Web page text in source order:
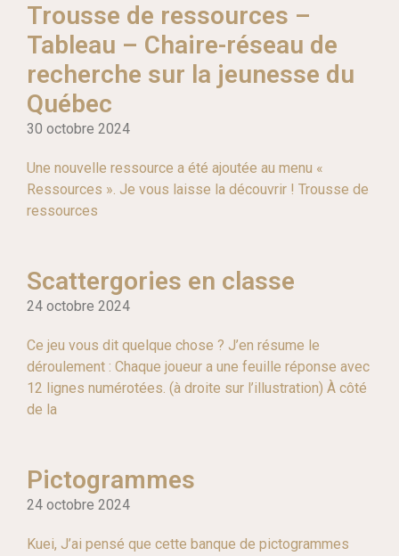
Trousse de ressources –
Tableau – Chaire-réseau de
recherche sur la jeunesse du
Québec
30 octobre 2024
Une nouvelle ressource a été ajoutée au menu «
Ressources ». Je vous laisse la découvrir ! Trousse de
ressources
Scattergories en classe
24 octobre 2024
Ce jeu vous dit quelque chose ? J’en résume le
déroulement : Chaque joueur a une feuille réponse avec
12 lignes numérotées. (à droite sur l’illustration) À côté
de la
Pictogrammes
24 octobre 2024
Kuei, J’ai pensé que cette banque de pictogrammes